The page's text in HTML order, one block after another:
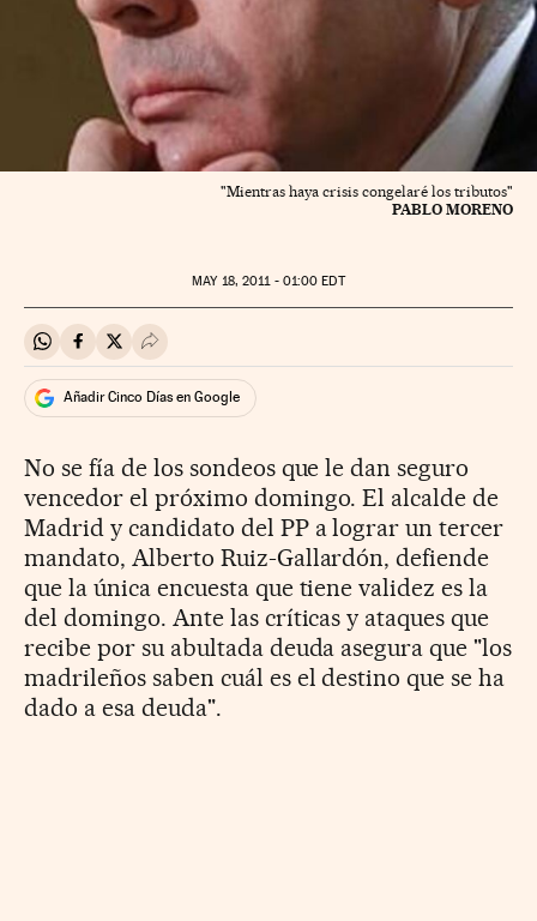
"Mientras haya crisis congelaré los tributos"
PABLO MORENO
MAY18, 2011 - 01:00 EDT
Compartir en Whatsapp
Compartir en Facebook
Compartir en Twitter
Desplegar Redes Sociales
Añadir Cinco Días en Google
No se fía de los sondeos que le dan seguro
vencedor el próximo domingo. El alcalde de
Madrid y candidato del PP a lograr un tercer
mandato, Alberto Ruiz-Gallardón, defiende
que la única encuesta que tiene validez es la
del domingo. Ante las críticas y ataques que
recibe por su abultada deuda asegura que "los
madrileños saben cuál es el destino que se ha
dado a esa deuda".